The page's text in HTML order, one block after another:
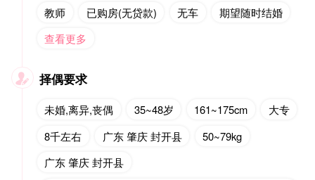
教师
已购房(无贷款) 无车
期望随时结婚
查看更多
 择偶要求
未婚,离异,丧偶 35~48岁 161~175cm
大专
8千左右
广东 肇庆 封开县
50~79kg
广东 肇庆 封开县